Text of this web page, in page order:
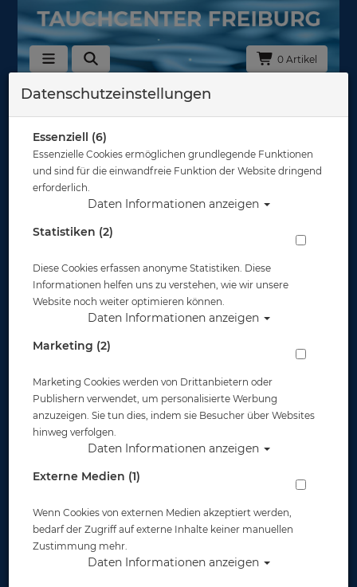
0 Artikel
Zurück
Datenschutzeinstellungen
Essenziell (6)
Essenzielle Cookies ermöglichen grundlegende Funktionen
und sind für die einwandfreie Funktion der Website dringend
erforderlich.
Daten Informationen anzeigen
Statistiken (2)
Diese Cookies erfassen anonyme Statistiken. Diese
Informationen helfen uns zu verstehen, wie wir unsere
Website noch weiter optimieren können.
Daten Informationen anzeigen
Marketing (2)
Marketing Cookies werden von Drittanbietern oder
Publishern verwendet, um personalisierte Werbung
anzuzeigen. Sie tun dies, indem sie Besucher über Websites
hinweg verfolgen.
Daten Informationen anzeigen
Externe Medien (1)
Wenn Cookies von externen Medien akzeptiert werden,
bedarf der Zugriff auf externe Inhalte keiner manuellen
Zustimmung mehr.
Daten Informationen anzeigen